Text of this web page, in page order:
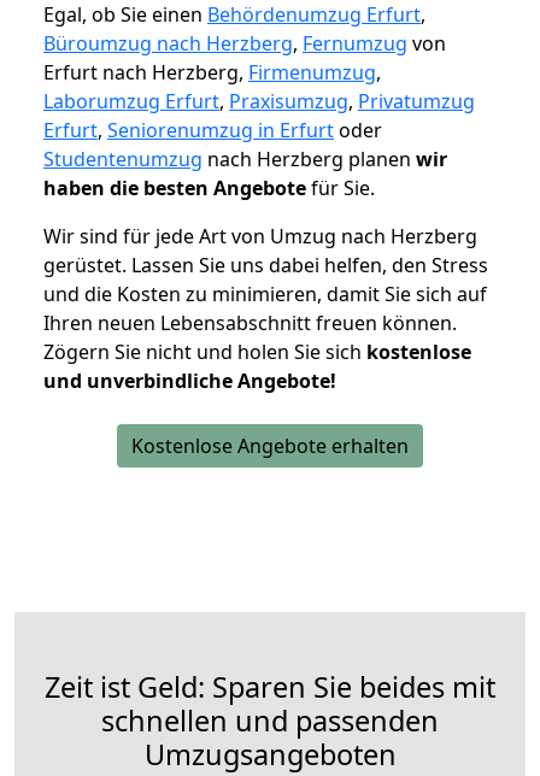
Egal, ob Sie einen Behördenumzug Erfurt,
Büroumzug nach Herzberg, Fernumzug von
Erfurt nach Herzberg, Firmenumzug,
Laborumzug Erfurt, Praxisumzug, Privatumzug
Erfurt, Seniorenumzug in Erfurtoder
Studentenumzug nach Herzberg planen wir
haben die besten Angebotefür Sie.
Wir sind für jede Art von Umzug nach Herzberg
gerüstet. Lassen Sie uns dabei helfen, den Stress
und die Kosten zu minimieren, damit Sie sich auf
Ihren neuen Lebensabschnitt freuen können.
Zögern Sie nicht und holen Sie sich kostenlose
und unverbindliche Angebote!
Kostenlose Angebote erhalten
Zeit ist Geld: Sparen Sie beides mit
schnellen und passenden
Umzugsangeboten